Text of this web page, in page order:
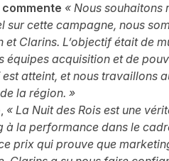
« Nous souhaitons
cette campagne, nous
Clarins. L’objectif était de
équipes acquisition et de
atteint, et nous travaillons
la région. »
, « La Nuit des Rois est une
la performance dans le
prix qui prouve que